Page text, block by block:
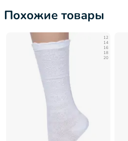
Похожие товары
12
14
16
18
20